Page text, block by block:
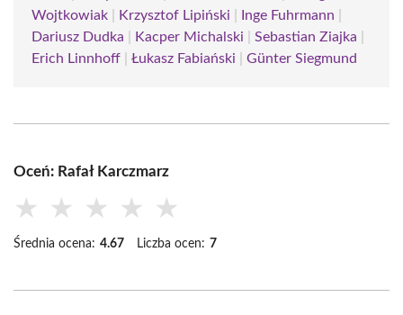
Wojtkowiak
Krzysztof Lipiński Inge Fuhrmann
Dariusz Dudka
Kacper Michalski Sebastian Ziajka
Erich Linnhoff
Łukasz Fabiański Günter Siegmund
Oceń: Rafał Karczmarz
★ ★ ★ ★ ★
Średnia ocena: 4.67 Liczba ocen: 7